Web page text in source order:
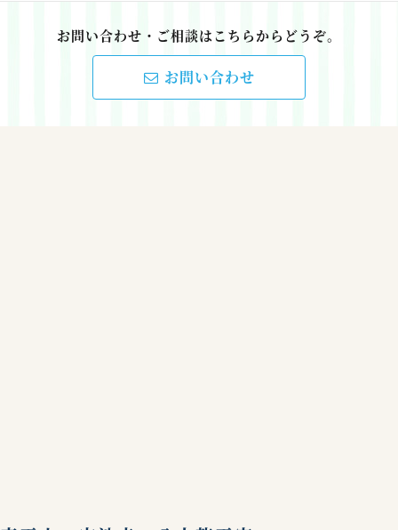
お問い合わせ・ご相談はこちらからどうぞ。
お問い合わせ